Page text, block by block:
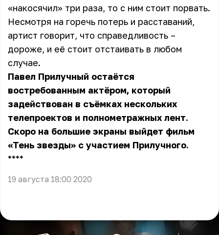
«накосячил» три раза, то с ним стоит порвать.
Несмотря на горечь потерь и расставаний,
артист говорит, что справедливость –
дороже, и её стоит отстаивать в любом
случае.
Павел Прилучный остаётся
востребованным актёром, который
задействован в съёмках нескольких
телепроектов и полнометражных лент.
Скоро на большие экраны выйдет фильм
«Тень звезды» с участием Прилучного.
** **
19 августа 18:00 2020